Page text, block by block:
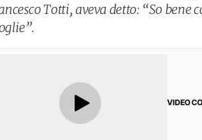
Totti, aveva detto: “So bene
VIDEO